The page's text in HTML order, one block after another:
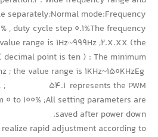
separately;Normal mode:Frequency
, duty cycle step 0.1%The frequency
range is 1Hz~999Hz ;2.X.XX (the
decimal point is ten ) : The minimum
the value range is 1KHz~150KHzEg
; 54.1 represents the PWM
100% ;All setting parameters are
saved after power down.
rapid adjustment according to